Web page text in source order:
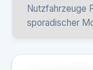
Nutzfahrzeuge
sporadischer